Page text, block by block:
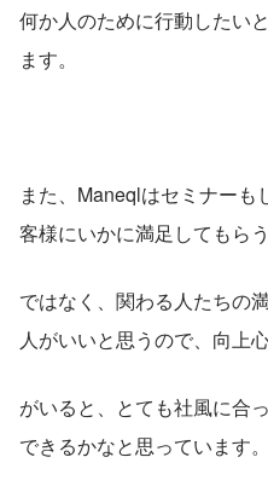
何か人のために行動したい
ます。
また、Maneqlはセミナー
客様にいかに満足してもら
ではなく、関わる人たちの
人がいいと思うので、向上
がいると、とても社風に合
できるかなと思っています。